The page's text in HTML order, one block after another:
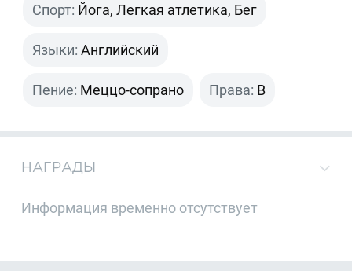
Спорт: Йога, Легкая атлетика, Бег
Языки: Английский
Пение: Меццо-сопрано Права: B
НАГРАДЫ
Информация временно отсутствует